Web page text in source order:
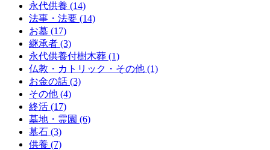
永代供養 (14)
法事・法要 (14)
お墓 (17)
継承者 (3)
永代供養付樹木葬 (1)
仏教・カトリック・その他 (1)
お金の話 (3)
その他 (4)
終活 (17)
墓地・霊園 (6)
墓石 (3)
供養 (7)